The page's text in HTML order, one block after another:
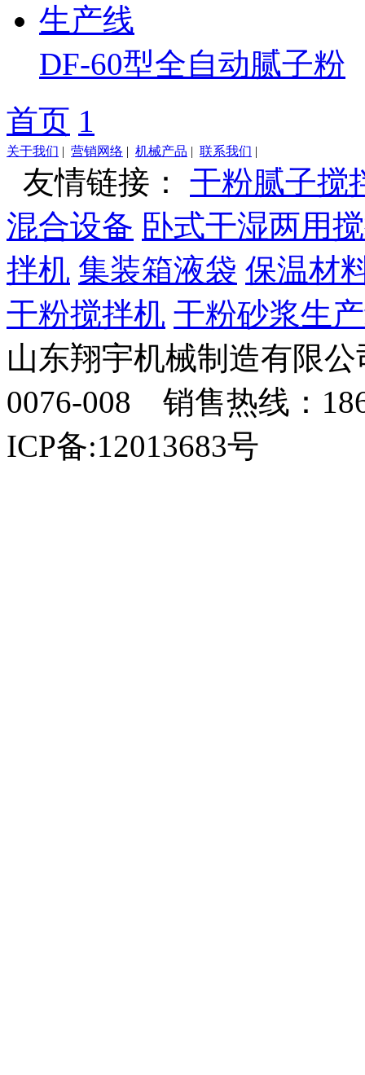
DF-60型全自动腻子粉
首页 1
关于我们 | 营销网络 | 机械产品 | 联系我们 |
友情链接： 干粉腻子搅
混合设备 卧式干湿两用
拌机 集装箱液袋 保温材
干粉搅拌机 干粉砂浆生
山东翔宇机械制造有限
0076-008 销售热线：
ICP备:12013683号